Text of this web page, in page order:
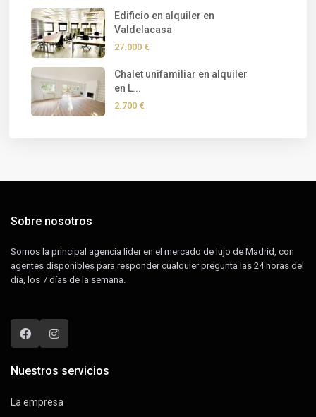
Edificio en alquiler en
Valdelacasa
27.000 €
Chalet unifamiliar en alquiler
en L...
2.700 €
Sobre nosotros
Somos la principal agencia líder en el mercado de lujo de Madrid, con
agentes disponibles para responder cualquier pregunta las 24 horas del
día, los 7 días de la semana.
Nuestros servicios
La empresa